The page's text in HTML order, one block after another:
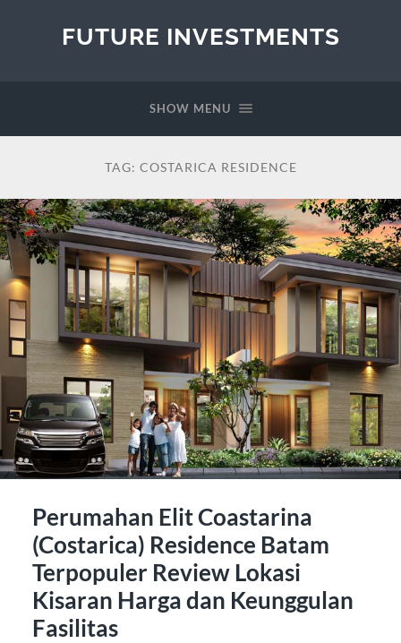
FUTURE INVESTMENTS
SHOW MENU
TAG: COSTARICA RESIDENCE
Perumahan Elit Coastarina
(Costarica) Residence Batam
Terpopuler Review Lokasi
Kisaran Harga dan Keunggulan
Fasilitas